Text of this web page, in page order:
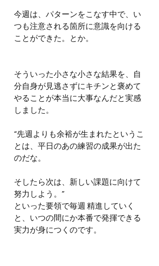
今週は、パターンをこなす中で、い
つも注意される箇所に意識を向ける
ことができた。とか。
そういった小さな小さな結果を、自
分自身が見逃さずにキチンと褒めて
やることが本当に大事なんだと実感
しました。
“先週よりも余裕が生まれたというこ
とは、平日のあの練習の成果が出た
のだな。
そしたら次は、新しい課題に向けて
努力しよう。”
といった要領で毎週 精進していく
と、いつの間にか本番で発揮できる
実力が身につくのです。